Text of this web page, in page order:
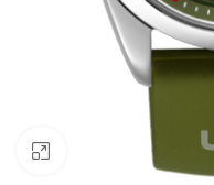
Click to enlarge